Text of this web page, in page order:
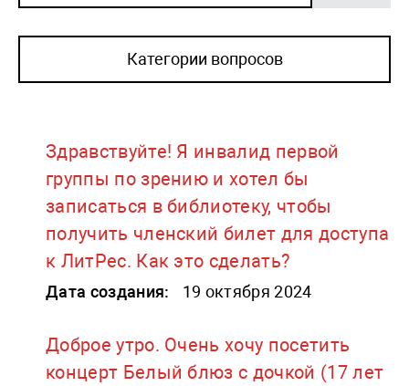
Здравствуйте! Я инвалид первой
группы по зрению и хотел бы
записаться в библиотеку, чтобы
получить членский билет для доступа
к ЛитРес. Как это сделать?
Дата создания: 19 октября 2024
Доброе утро. Очень хочу посетить
концерт Белый блюз с дочкой (17 лет
Категории вопросов